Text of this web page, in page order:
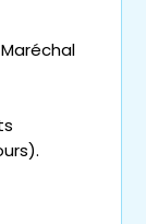
Maréchal